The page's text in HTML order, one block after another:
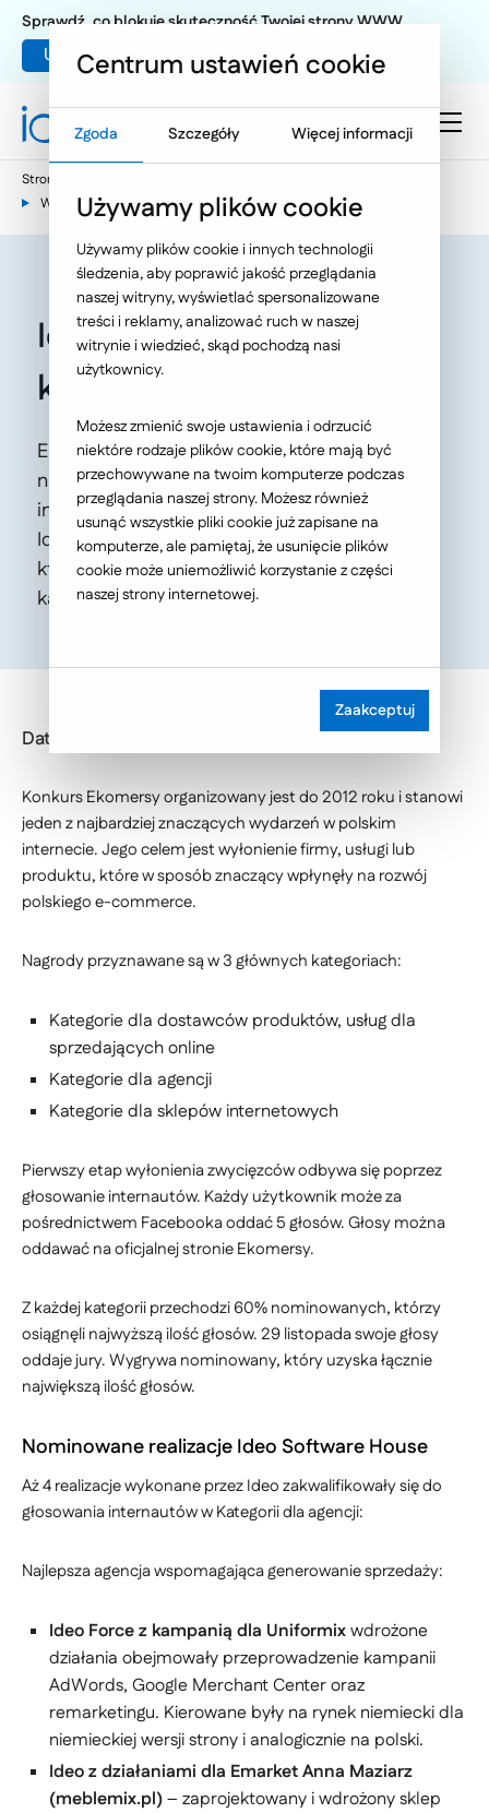
Umów warsztat UX
Sprawdź, co blokuje skuteczność Twojej strony WWW
Strona główna
Wiedza e-commerce - nasze publikacje
Ideo nominowane do
konkursu Ekomersy 2017
Ekomersy 2017 to 5. edycja jednego z
najważniejszych konkursów w polskim
internecie. Wśród finalistów znalazła się firma
Ideo Software House i Agencja Interaktywna,
która jest nominowana za 4 realizacje w
kategoriach dla agencji.
Data publikacji: 2017-10-20
Konkurs Ekomersy organizowany jest do 2012 roku i stanowi
jeden z najbardziej znaczących wydarzeń w polskim
internecie. Jego celem jest wyłonienie firmy, usługi lub
produktu, które w sposób znaczący wpłynęły na rozwój
polskiego e-commerce.
Nagrody przyznawane są w 3 głównych kategoriach:
Kategorie dla dostawców produktów, usług dla
sprzedających online
Kategorie dla agencji
Kategorie dla sklepów internetowych
Pierwszy etap wyłonienia zwycięzców odbywa się poprzez
głosowanie internautów. Każdy użytkownik może za
pośrednictwem Facebooka oddać 5 głosów. Głosy można
oddawać na oficjalnej stronie Ekomersy.
Z każdej kategorii przechodzi 60% nominowanych, którzy
osiągnęli najwyższą ilość głosów. 29 listopada swoje głosy
oddaje jury. Wygrywa nominowany, który uzyska łącznie
największą ilość głosów.
Nominowane realizacje Ideo Software House
Aż 4 realizacje wykonane przez Ideo zakwalifikowały się do
głosowania internautów w Kategorii dla agencji:
Najlepsza agencja wspomagająca generowanie sprzedaży:
Ideo Force z kampanią dla Uniformixwdrożone
działania obejmowały przeprowadzenie kampanii
AdWords, Google Merchant Center oraz
remarketingu. Kierowane były na rynek niemiecki dla
niemieckiej wersji strony i analogicznie na polski.
Ideo z działaniami dla Emarket Anna Maziarz
(meblemix.pl)– zaprojektowany i wdrożony sklep
Centrum ustawień cookie
Zgoda Szczegóły Więcej informacji
Używamy plików cookie
Używamy plików cookie i innych technologii
śledzenia, aby poprawić jakość przeglądania
naszej witryny, wyświetlać spersonalizowane
treści i reklamy, analizować ruch w naszej
witrynie i wiedzieć, skąd pochodzą nasi
użytkownicy.
Możesz zmienić swoje ustawienia i odrzucić
niektóre rodzaje plików cookie, które mają być
przechowywane na twoim komputerze podczas
przeglądania naszej strony. Możesz również
usunąć wszystkie pliki cookie już zapisane na
komputerze, ale pamiętaj, że usunięcie plików
cookie może uniemożliwić korzystanie z części
naszej strony internetowej.
Zaakceptuj